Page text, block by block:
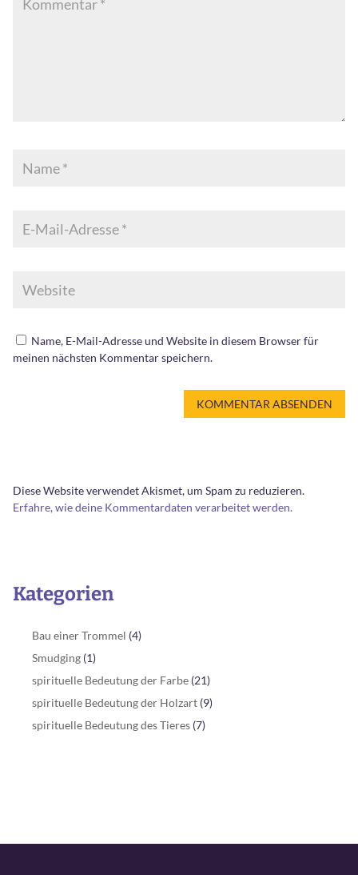
Name, E-Mail-Adresse und Website in diesem Browser für
meinen nächsten Kommentar speichern.
Diese Website verwendet Akismet, um Spam zu reduzieren.
Erfahre, wie deine Kommentardaten verarbeitet werden.
Kategorien
Bau einer Trommel (4)
Smudging (1)
spirituelle Bedeutung der Farbe (21)
spirituelle Bedeutung der Holzart (9)
spirituelle Bedeutung des Tieres (7)